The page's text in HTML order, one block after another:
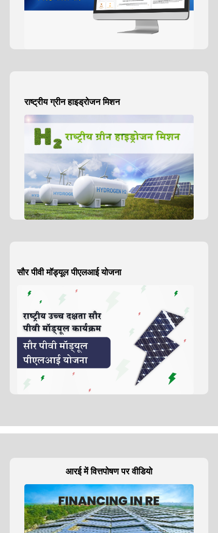
राष्ट्रीय ग्रीन हाइड्रोजन मिशन
सौर पीवी मॉड्यूल पीएलआई योजना
आरई में वित्तपोषण पर वीडियो